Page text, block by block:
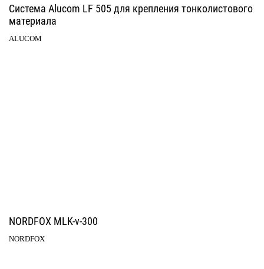
Система Alucom LF 505 для крепления тонколистового
материала
ALUCOM
NORDFOX MLK-v-300
NORDFOX